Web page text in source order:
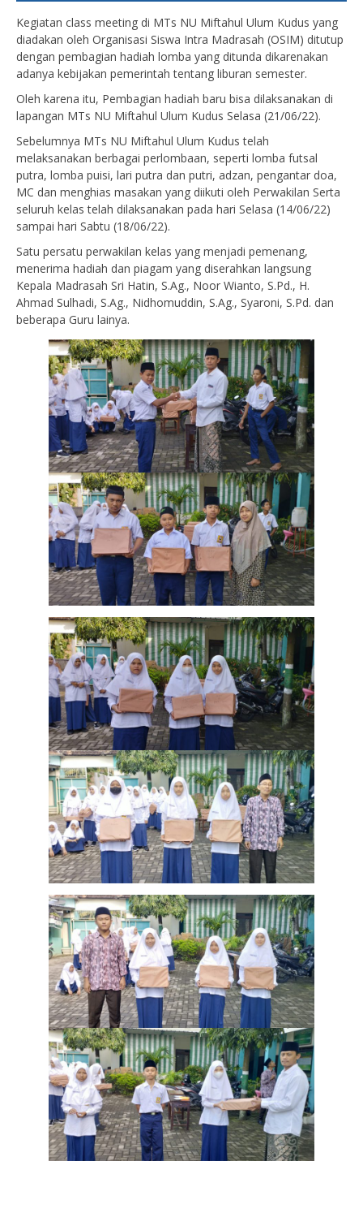
Kegiatan class meeting di MTs NU Miftahul Ulum Kudus yang
diadakan oleh Organisasi Siswa Intra Madrasah (OSIM) ditutup
dengan pembagian hadiah lomba yang ditunda dikarenakan
adanya kebijakan pemerintah tentang liburan semester.
Oleh karena itu, Pembagian hadiah baru bisa dilaksanakan di
lapangan MTs NU Miftahul Ulum Kudus Selasa (21/06/22).
Sebelumnya MTs NU Miftahul Ulum Kudus telah
melaksanakan berbagai perlombaan, seperti lomba futsal
putra, lomba puisi, lari putra dan putri, adzan, pengantar doa,
MC dan menghias masakan yang diikuti oleh Perwakilan Serta
seluruh kelas telah dilaksanakan pada hari Selasa (14/06/22)
sampai hari Sabtu (18/06/22).
Satu persatu perwakilan kelas yang menjadi pemenang,
menerima hadiah dan piagam yang diserahkan langsung
Kepala Madrasah Sri Hatin, S.Ag., Noor Wianto, S.Pd., H.
Ahmad Sulhadi, S.Ag., Nidhomuddin, S.Ag., Syaroni, S.Pd. dan
beberapa Guru lainya.